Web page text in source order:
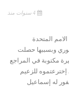
المتحدة
وبسببها حصلت
مكتوبة في المراجع
إخترعتموه للزعيم
له إسماعيل